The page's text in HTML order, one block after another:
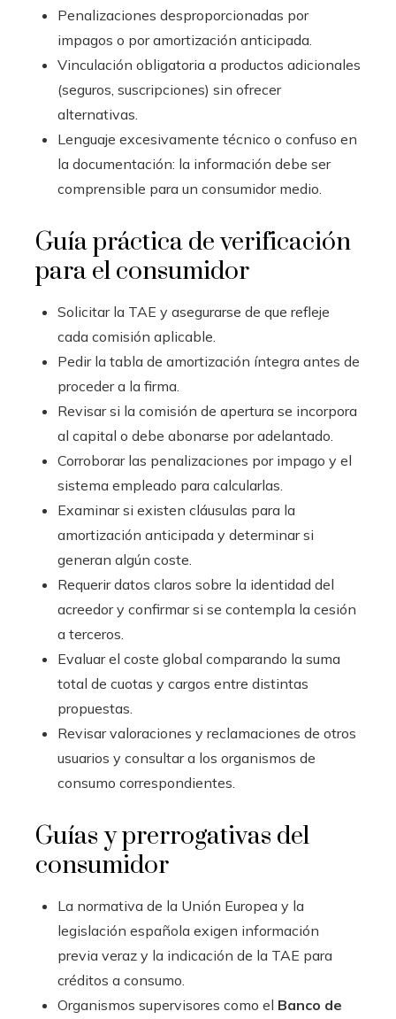
Penalizaciones desproporcionadas por
impagos o por amortización anticipada.
Vinculación obligatoria a productos adicionales
(seguros, suscripciones) sin ofrecer
alternativas.
Lenguaje excesivamente técnico o confuso en
la documentación: la información debe ser
comprensible para un consumidor medio.
Guía práctica de verificación
para el consumidor
Solicitar la TAE y asegurarse de que refleje
cada comisión aplicable.
Pedir la tabla de amortización íntegra antes de
proceder a la firma.
Revisar si la comisión de apertura se incorpora
al capital o debe abonarse por adelantado.
Corroborar las penalizaciones por impago y el
sistema empleado para calcularlas.
Examinar si existen cláusulas para la
amortización anticipada y determinar si
generan algún coste.
Requerir datos claros sobre la identidad del
acreedor y confirmar si se contempla la cesión
a terceros.
Evaluar el coste global comparando la suma
total de cuotas y cargos entre distintas
propuestas.
Revisar valoraciones y reclamaciones de otros
usuarios y consultar a los organismos de
consumo correspondientes.
Guías y prerrogativas del
consumidor
La normativa de la Unión Europea y la
legislación española exigen información
previa veraz y la indicación de la TAE para
créditos a consumo.
Organismos supervisores como el Banco de